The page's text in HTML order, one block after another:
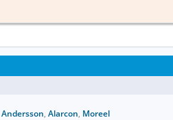
Andersson, Alarcon, Moreel